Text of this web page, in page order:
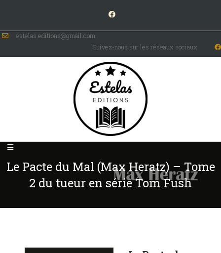
estelas.editions@gmail.com
Suivez-nous sur les réseaux sociaux
Le Pacte du Mal (Max Heratz) – Tome
2 du tueur en série Tom Fush